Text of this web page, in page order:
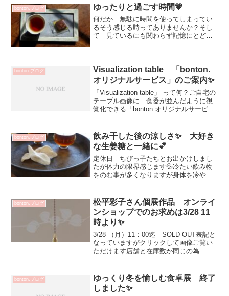
てみました^^来週8/2...
bonton.ブログ ゆったりと過ごす時間💗
何だか 無駄に時間を使ってしまってい
るそう感じる時ってありませんか？そし
て 見ているにも関わらず記憶にとどま
ます！そうおっしゃって...
bonton.ブログ
Visualization table 「bonton.
オリジナルサービス」のご案内✨
「Visualization table」 って何？ご自宅の
テーブル画像に 食器が並んだように視
覚化できる「bonton.オリジナルサービ
どうかしら？自宅のテーブルには...
bonton.ブログ
飲み干した後の涼しさ✨ 大好き
な生姜糖と一緒に💕
定休日 ちびっ子たちとお出かけしまし
たが体力の限界感じます💦冷たい飲み物
をのむ事が多くなりますが身体を冷やさ
堂」さんの生姜糖 ♡夏がやってきたー
って気持ちになります^^...
bonton.ブログ
松平彩子さん個展作品 オンライ
ンショップでのお求めは3/28 11
時より✨
3/28 （月）11：00迄 SOLD OUT表記と
なっていますがクリックして画像ご覧い
ただけます店舗と在庫数が同じの為 オ
本日も皆さまのお越しをお待ちしており
ます💕ご...
bonton.ブログ
ゆっくり冬を愉しむ食卓展 終了
しました✨